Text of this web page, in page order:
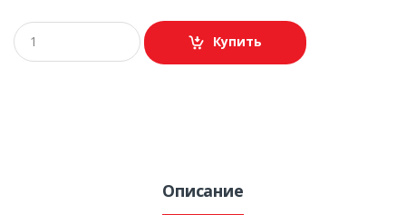
Купить
Описание